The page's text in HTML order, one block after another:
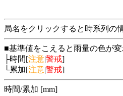
局名をクリックすると時系列の
■基準値をこえると雨量の色が変
├時間[注意|警戒]
└累加[注意|警戒]
時間/累加 [mm]